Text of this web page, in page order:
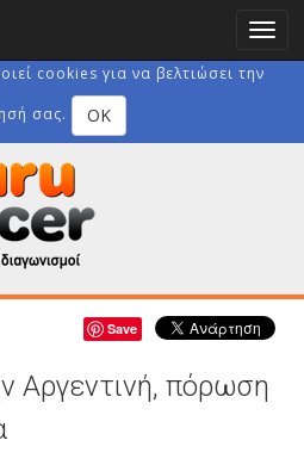
cookies για να βελτιώσει την
σας. OK
Save
Αργεντινή, πόρωση